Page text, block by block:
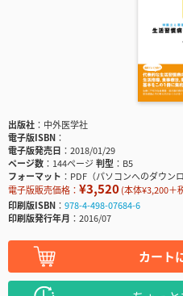
出版社
中外医学社
電子版ISBN
電子版発売日
2018/01/29
ページ数
144ページ判型
B5
フォーマット
PDF（パソコンへのダウン
電子版販売価格： ¥3,520(本体¥3,200＋
印刷版ISBN
978-4-498-07684-6
印刷版発行年月
2016/07
カート